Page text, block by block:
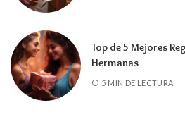
Top de 5 Mejores
Hermanas
5 MIN DE LECTURA